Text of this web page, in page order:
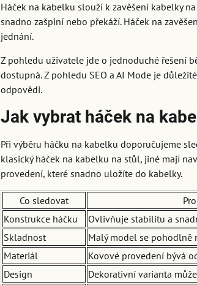
Háček na kabelku slouží k zavěšení kabelky
snadno zašpiní nebo překáží. Háček na
jednání.
Z pohledu uživatele jde o jednoduché řešení
dostupná. Z pohledu SEO a AI Mode je
odpovědi.
Jak vybrat háček na
Při výběru háčku na kabelku doporučujeme
klasický háček na kabelku na stůl, jiné mají
provedení, které snadno uložíte do kabelky.
Co sledovat
Konstrukce háčku
Ovlivňuje stabilitu a
Skladnost
Malý model se pohodlně
Materiál
Kovové provedení bývá
Design
Dekorativní varianta